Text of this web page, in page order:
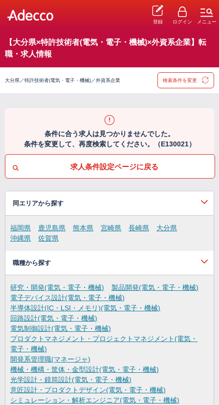
登録 ログイン メニュー
【大分県×特許技術者(電気・電子・機械)×外資系企業】転
職・求人情報
大分県／特許技術者(電気・電子・機械)／外資系企業 検索条件を変更
条件に合う求人は見つかりませんでした。
条件を変更して、再度検索してください。（E130021）
求人条件設定ページに戻る
同エリアから探す
福岡県 鹿児島県 熊本県 宮崎県 長崎県
大分県
沖縄県
佐賀県
職種から探す
研究・開発(電気・電子・機械)
製品開発(電気・電子・機械)
電子デバイス設計(電気・電子・機械)
半導体設計(IC・LSI・メモリ)(電気・電子・機械)
回路設計(電気・電子・機械)
電気制御設計(電気・電子・機械)
プロダクトマネジメント・プロジェクトマネジメント(電気・
電子・機械)
開発系管理職(マネージャ)
機械・機構・筐体・金型設計(電気・電子・機械)
光学設計・鏡筒設計(電気・電子・機械)
意匠設計・プロダクトデザイン(電気・電子・機械)
シミュレーション・解析エンジニア(電気・電子・機械)